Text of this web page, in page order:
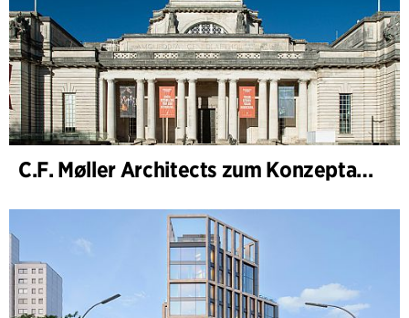
C.F. Møller Architects zum Konzeptarchitekten für das National Museum Cardiff ernannt